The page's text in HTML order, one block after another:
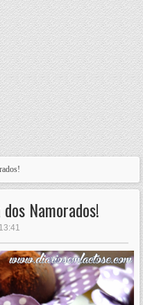
Namorados!